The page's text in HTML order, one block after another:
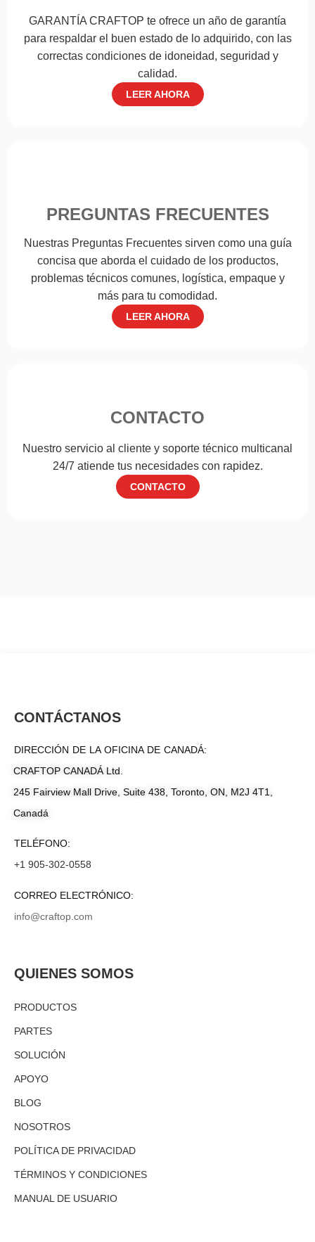
GARANTÍA CRAFTOP te ofrece un año de garantía
para respaldar el buen estado de lo adquirido, con las
correctas condiciones de idoneidad, seguridad y
calidad.
LEER AHORA
PREGUNTAS FRECUENTES
Nuestras Preguntas Frecuentes sirven como una guía
concisa que aborda el cuidado de los productos,
problemas técnicos comunes, logística, empaque y
más para tu comodidad.
LEER AHORA
CONTACTO
Nuestro servicio al cliente y soporte técnico multicanal
24/7 atiende tus necesidades con rapidez.
CONTACTO
QUIENES SOMOS
PRODUCTOS
PARTES
SOLUCIÓN
APOYO
BLOG
NOSOTROS
POLÍTICA DE PRIVACIDAD
TÉRMINOS Y CONDICIONES
MANUAL DE USUARIO
CONTÁCTANOS
DIRECCIÓN DE LA OFICINA DE CANADÁ:
CRAFTOP CANADÁ Ltd.
245 Fairview Mall Drive, Suite 438, Toronto, ON, M2J 4T1,
Canadá
TELÉFONO:
+1 905-302-0558
CORREO ELECTRÓNICO:
info@craftop.com